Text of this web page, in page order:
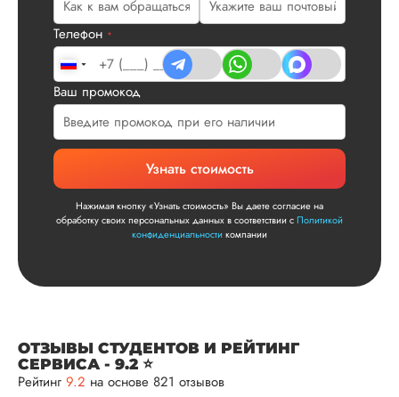
Телефон *
Ваш промокод
Узнать стоимость
Нажимая кнопку «Узнать стоимость» Вы даете согласие на
обработку своих персональных данных в соответствии сПолитикой
конфиденциальностикомпании
ОТЗЫВЫ СТУДЕНТОВ И РЕЙТИНГ
СЕРВИСА - 9.2 ⭐
Рейтинг 9.2 на основе 821 отзывов
посмотрели, что
и сказал...
Читать полный
Ответ от
Дата:2025-11-15
написана